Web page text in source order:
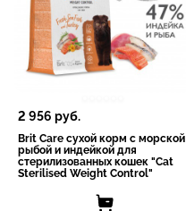
2 956 руб.
Brit Care сухой корм с морской
рыбой и индейкой для
стерилизованных кошек "Cat
Sterilised Weight Control"